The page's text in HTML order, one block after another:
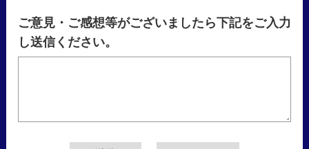
ご意見・ご感想等がございましたら下記をご入力
し送信ください。